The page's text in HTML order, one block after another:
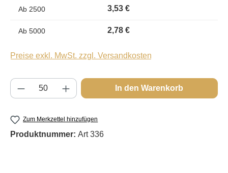
Ab 2500 3,53 €
Ab 5000 2,78 €
Preise exkl. MwSt. zzgl. Versandkosten
Produkt Anzahl: Gib den gewünschten
In den Warenkorb
Zum Merkzettel hinzufügen
Produktnummer: Art 336